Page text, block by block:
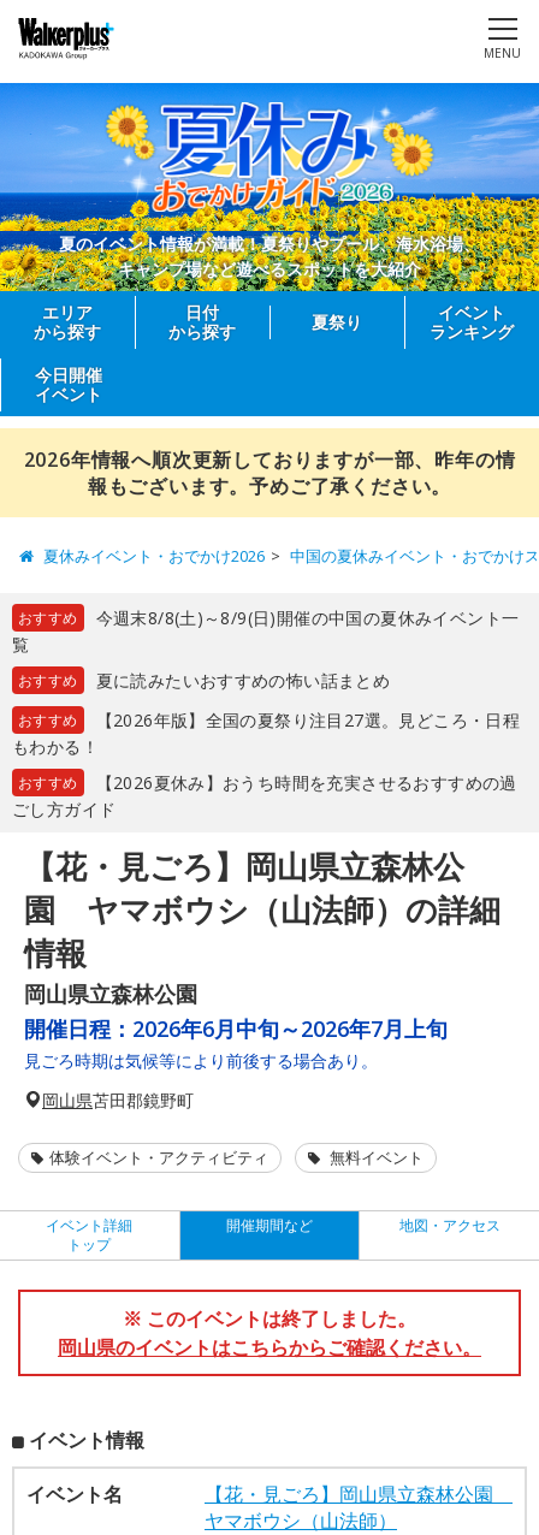
MENU
夏のイベント情報が満載！夏祭りやプール、海水浴場、
キャンプ場など遊べるスポットを大紹介
エリア
から探す
日付
から探す
夏祭り
イベント
ランキング
今日開催
イベント
2026年情報へ順次更新しておりますが一部、昨年の情
報もございます。予めご了承ください。
夏休みイベント・おでかけ2026 中国の夏休みイベント・おでかけ
おすすめ
今週末8/8(土)～8/9(日)開催の中国の夏休みイベント一
覧
おすすめ 夏に読みたいおすすめの怖い話まとめ
おすすめ
【2026年版】全国の夏祭り注目27選。見どころ・日程
もわかる！
おすすめ
【2026夏休み】おうち時間を充実させるおすすめの過
ごし方ガイド
【花・見ごろ】岡山県立森林公
園 ヤマボウシ（山法師）の詳細
情報
岡山県立森林公園
開催日程： 2026年6月中旬～2026年7月上旬
見ごろ時期は気候等により前後する場合あり。
岡山県苫田郡鏡野町
体験イベント・アクティビティ 無料イベント
イベント詳細
トップ
開催期間など 地図・アクセス
※ このイベントは終了しました。
岡山県のイベントはこちらからご確認ください。
イベント情報
イベント名
【花・見ごろ】岡山県立森林公園
ヤマボウシ（山法師）